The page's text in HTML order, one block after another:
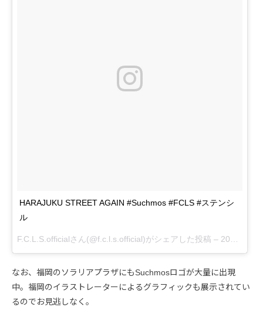
HARAJUKU STREET AGAIN #Suchmos #FCLS #ステンシ
ル
F.C.L.S.officialさん(@f.c.l.s.official)がシェアした投稿 – 2017 7月 5 12:21午前 PDT
なお、福岡のソラリアプラザにもSuchmosロゴが大量に出現
中。福岡のイラストレーターによるグラフィックも展示されてい
るのでお見逃しなく。